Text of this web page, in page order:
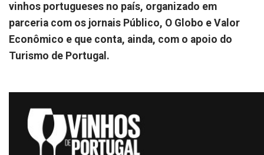
vinhos portugueses no país, organizado em
parceria com os jornais Público, O Globo e Valor
Econômico e que conta, ainda, com o apoio do
Turismo de Portugal.